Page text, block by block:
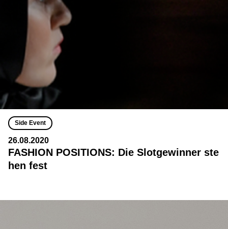
Side Event
26.08.2020
FASHION POSITIONS: Die Slotgewinner ste
hen fest